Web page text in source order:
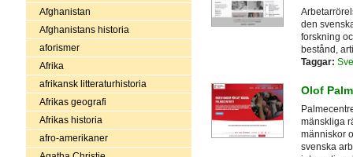
Afghanistan
Afghanistans historia
aforismer
Afrika
afrikansk litteraturhistoria
Afrikas geografi
Afrikas historia
afro-amerikaner
den
forskning
bestånd,
Taggar:
Olof
mänskliga
människor
svenska